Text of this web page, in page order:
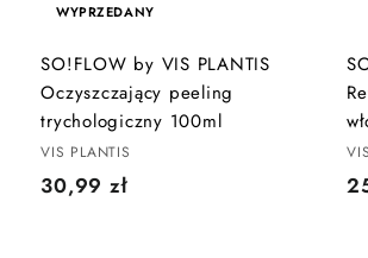
WYPRZEDANY
SO!FLOW by VIS PLANTIS
Oczyszczający peeling
trychologiczny 100ml
VIS PLANTIS
30,99 zł3